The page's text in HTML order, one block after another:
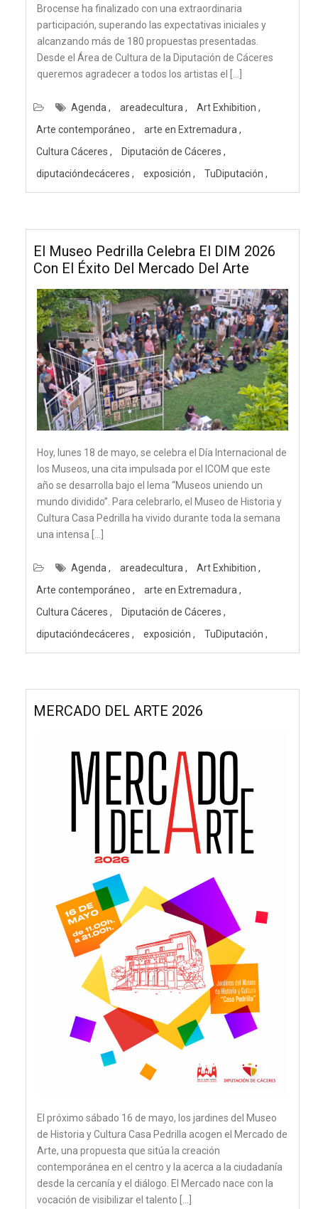
Brocense ha finalizado con una extraordinaria
participación, superando las expectativas iniciales y
alcanzando más de 180 propuestas presentadas.
Desde el Área de Cultura de la Diputación de Cáceres
queremos agradecer a todos los artistas el […]
Agenda areadecultura
Art Exhibition
Arte contemporáneo
arte en Extremadura
Cultura Cáceres
Diputación de Cáceres
diputacióndecáceres
exposición TuDiputación
El Museo Pedrilla Celebra El DIM 2026
Con El Éxito Del Mercado Del Arte
Hoy, lunes 18 de mayo, se celebra el Día Internacional de
los Museos, una cita impulsada por el ICOM que este
año se desarrolla bajo el lema “Museos uniendo un
mundo dividido”. Para celebrarlo, el Museo de Historia y
Cultura Casa Pedrilla ha vivido durante toda la semana
una intensa […]
Agenda areadecultura
Art Exhibition
Arte contemporáneo
arte en Extremadura
Cultura Cáceres
Diputación de Cáceres
diputacióndecáceres
exposición TuDiputación
MERCADO DEL ARTE 2026
El próximo sábado 16 de mayo, los jardines del Museo
de Historia y Cultura Casa Pedrilla acogen el Mercado de
Arte, una propuesta que sitúa la creación
contemporánea en el centro y la acerca a la ciudadanía
desde la cercanía y el diálogo. El Mercado nace con la
vocación de visibilizar el talento […]